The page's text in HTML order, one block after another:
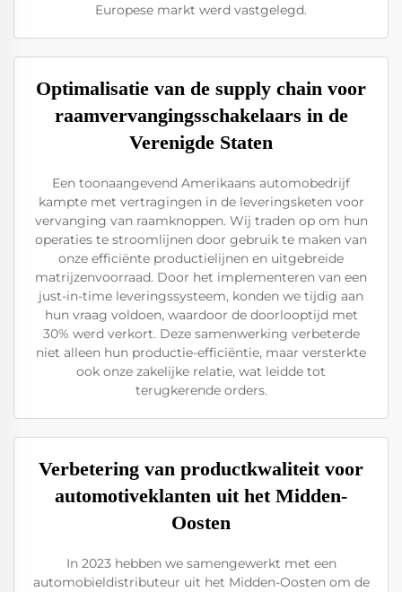
Europese markt werd vastgelegd.
Optimalisatie van de supply chain voor
raamvervangingsschakelaars in de
Verenigde Staten
Een toonaangevend Amerikaans automobedrijf
kampte met vertragingen in de leveringsketen voor
vervanging van raamknoppen. Wij traden op om hun
operaties te stroomlijnen door gebruik te maken van
onze efficiënte productielijnen en uitgebreide
matrijzenvoorraad. Door het implementeren van een
just-in-time leveringssysteem, konden we tijdig aan
hun vraag voldoen, waardoor de doorlooptijd met
30% werd verkort. Deze samenwerking verbeterde
niet alleen hun productie-efficiëntie, maar versterkte
ook onze zakelijke relatie, wat leidde tot
terugkerende orders.
Verbetering van productkwaliteit voor
automotiveklanten uit het Midden-
Oosten
In 2023 hebben we samengewerkt met een
automobieldistributeur uit het Midden-Oosten om de